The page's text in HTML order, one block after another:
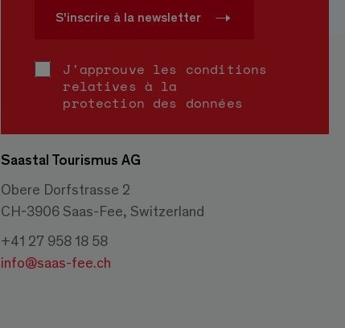
S'inscrire à la newsletter
J'approuve les conditions
relatives à la
protection des données
Saastal Tourismus AG
Obere Dorfstrasse 2
CH-3906 Saas-Fee, Switzerland
+41 27 958 18 58
info@saas-fee.ch